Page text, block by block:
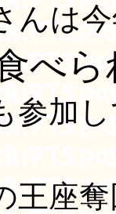
んは
べ
加し
座奪